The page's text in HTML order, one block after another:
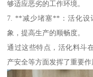
够适应恶劣的工作环境。
7. **减少堵塞**：活化设
象，提高生产的顺畅度。
通过这些特点，活化料斗
产安全等方面发挥了重要作